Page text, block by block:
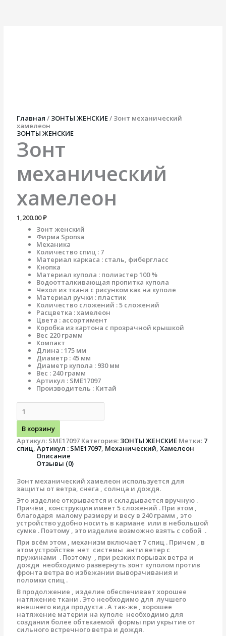
Главная / ЗОНТЫ ЖЕНСКИЕ/ Зонт механический
хамелеон
ЗОНТЫ ЖЕНСКИЕ
Зонт
механический
хамелеон
1,200.00₽
Зонт женский
Фирма Sponsa
Механика
Количество спиц : 7
Материал каркаса : сталь, фибергласс
Кнопка
Материал купола : полиэстер 100 %
Водоотталкивающая пропитка купола
Чехол из ткани с рисунком как на куполе
Материал ручки : пластик
Количество сложений : 5 сложений
Расцветка : хамелеон
Цвета : ассортимент
Коробка из картона с прозрачной крышкой
Вес 220 грамм
Компакт
Длина : 175 мм
Диаметр : 45 мм
Диаметр купола : 930 мм
Вес : 240 грамм
Артикул : SME17097
Производитель : Китай
В корзину
Артикул: SME17097 Категория: ЗОНТЫ ЖЕНСКИЕ Метки: 7
спиц,Артикул : SME17097, Механический,Хамелеон
Описание
Отзывы (0)
Зонт механический хамелеон используется для
защиты от ветра, снега , солнца и дождя.
Это изделие открывается и складывается вручную .
Причём , конструкция имеет 5 сложений . При этом ,
благодаря малому размеру и весу в 240 грамм , это
устройство удобно носить в кармане или в небольшой
сумке . Поэтому , это изделие возможно взять с собой .
При всём этом , механизм включает 7 спиц . Причем , в
этом устройстве нет системы анти ветер с
пружинами . Поэтому , при резких порывах ветра и
дождя необходимо развернуть зонт куполом против
фронта ветра во избежании выворачивания и
поломки спиц .
В продолжение , изделие обеспечивает хорошее
натяжение ткани . Это необходимо для лучшего
внешнего вида продукта . А так-же , хорошее
натяжение материи на куполе необходимо для
создания более обтекаемой формы при укрытие от
сильного встречного ветра и дождя.